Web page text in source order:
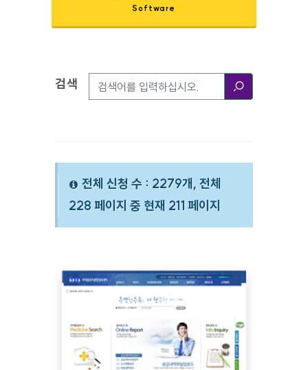
Software
검색옵션
검색
전체 신청 수 : 2279개, 전체
228 페이지 중 현재 211 페이지